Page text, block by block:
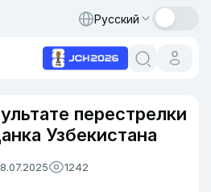
Русский
перестрелки
Узбекистана
1242